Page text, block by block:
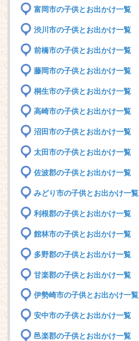
富岡市の子供とお出かけ一覧
渋川市の子供とお出かけ一覧
前橋市の子供とお出かけ一覧
藤岡市の子供とお出かけ一覧
桐生市の子供とお出かけ一覧
高崎市の子供とお出かけ一覧
沼田市の子供とお出かけ一覧
太田市の子供とお出かけ一覧
佐波郡の子供とお出かけ一覧
みどり市の子供とお出かけ一覧
利根郡の子供とお出かけ一覧
館林市の子供とお出かけ一覧
多野郡の子供とお出かけ一覧
甘楽郡の子供とお出かけ一覧
伊勢崎市の子供とお出かけ一覧
安中市の子供とお出かけ一覧
邑楽郡の子供とお出かけ一覧